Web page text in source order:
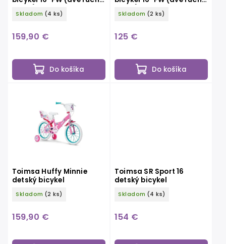
brzdy), svetlo modrý
Skladom (4 ks)
159,90 €
Do košíka
brzdy), čierno-oranžový
Skladom (2 ks)
125 €
Do košíka
Toimsa Huffy Minnie
detský bicykel
Skladom (2 ks)
159,90 €
Toimsa SR Sport 16
detský bicykel
Skladom (4 ks)
154 €